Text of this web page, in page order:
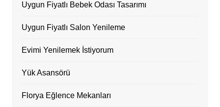
Uygun Fiyatlı Bebek Odası Tasarımı
Uygun Fiyatlı Salon Yenileme
Evimi Yenilemek İstiyorum
Yük Asansörü
Florya Eğlence Mekanları